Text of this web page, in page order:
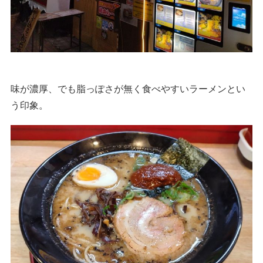
味が濃厚、でも脂っぽさが無く食べやすいラーメンとい
う印象。